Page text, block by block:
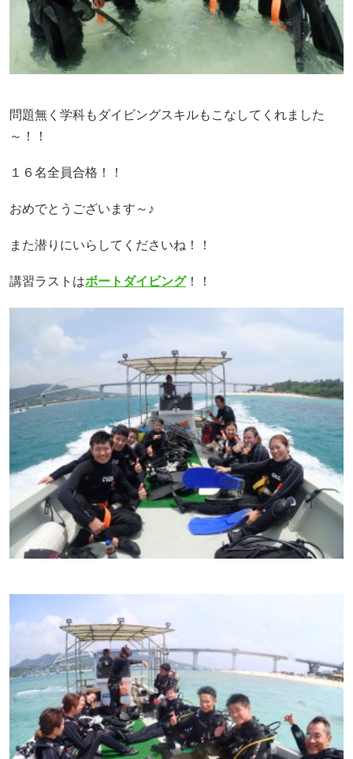
問題無く学科もダイビングスキルもこなしてくれました
～！！
１６名全員合格！！
おめでとうございます～♪
また潜りにいらしてくださいね！！
講習ラストはボートダイビング！！